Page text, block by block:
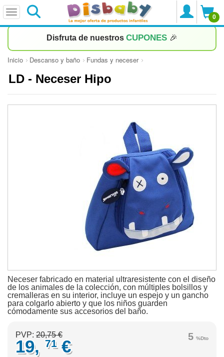
0
Disfruta de nuestros CUPONES 🎉
Inicio Descanso y baño Fundas y neceser
LD - Neceser Hipo
Neceser fabricado en material ultraresistente con el diseño
de los animales de la colección, con múltiples bolsillos y
cremalleras en su interior, incluye un espejo y un gancho
para colgarlo abierto y que los niños guarden
cómodamente sus accesorios del baño.
5 %Dto
PVP: 20,75 €
19, 71 €